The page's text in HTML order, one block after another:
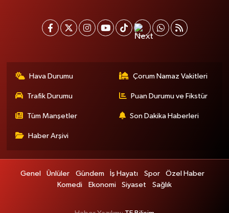
Hava Durumu Çorum Namaz Vakitleri
Trafik Durumu Puan Durumu ve Fikstür
Tüm Manşetler Son Dakika Haberleri
Haber Arşivi
Genel Ünlüler Gündem İş Hayatı Spor
Özel Haber
Komedi
Ekonomi Siyaset Sağlık